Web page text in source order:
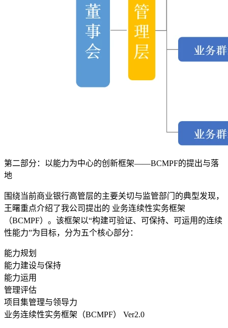
第二部分：以能力为中心的创新框架——BCMPF的提出与落
地
围绕当前商业银行高管层的主要关切与监管部门的典型发现，
王曙重点介绍了我公司提出的 业务连续性实务框架
（BCMPF）。该框架以“构建可验证、可保持、可运用的连续
性能力”为目标，分为五个核心部分：
能力规划
能力建设与保持
能力运用
管理评估
项目集管理与领导力
业务连续性实务框架（BCMPF） Ver2.0